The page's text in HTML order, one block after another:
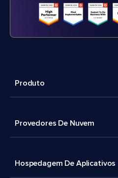
Produto
Provedores De Nuvem
Hospedagem De Aplicativos